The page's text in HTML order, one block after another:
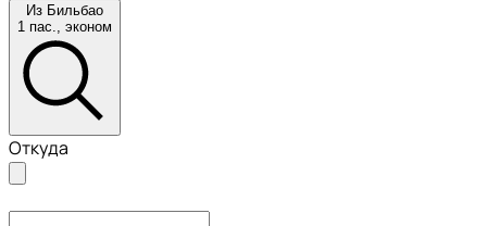
Из Бильбао
1 пас., эконом
Откуда